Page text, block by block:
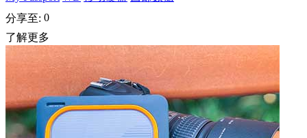
分享至: 0
了解更多